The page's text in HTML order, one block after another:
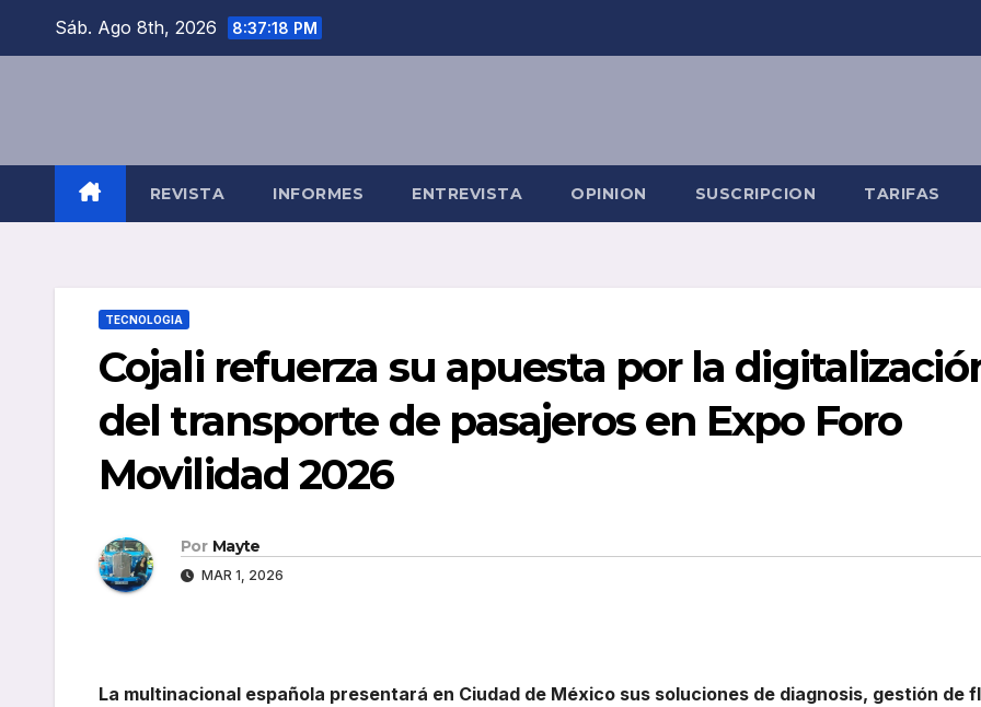
Sáb. Ago 8th, 2026 8:37:19 PM
REVISTA INFORMES ENTREVISTA OPINION SUSCRIPCION TARIFAS
TECNOLOGIA
Cojali refuerza su apuesta por la
del transporte de pasajeros en Expo Foro
Movilidad 2026
Por Mayte
MAR 1, 2026
La multinacional española presentará en Ciudad de México sus soluciones de diagnosis, gestión de